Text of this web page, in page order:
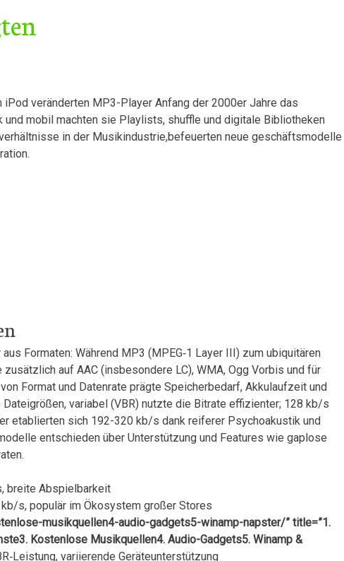
⁣veränderten MP3-Player Anfang der 2000er Jahre ‍das⁢
und mobil machten ⁤sie Playlists, shuffle und digitale Bibliotheken
in der‌ Musikindustrie,befeuerten neue ‌geschäftsmodelle
Formaten: Während ​MP3 (MPEG‑1 Layer‍ III) zum ubiquitären
‍auf AAC (insbesondere ​LC),‌ WMA, Ogg Vorbis und für
Format und Datenrate prägte Speicherbedarf, Akkulaufzeit und
Dateigrößen, variabel (VBR) nutzte die Bitrate effizienter; 128 kb/s
etablierten​ sich 192-320 kb/s dank reiferer Psychoakustik‍ und
entschieden über Unterstützung und Features wie gaplose
breite Abspielbarkeit
s, populär im Ökosystem großer Stores
musikquellen4-audio-gadgets5-winamp-napster/” title=”1.
Kostenlose Musikquellen4. Audio-Gadgets5. Winamp &
variierende Geräteunterstützung